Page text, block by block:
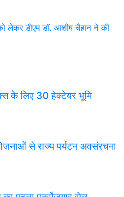
लेकर डीएम डॉ. आशीष चैहान ने की
के लिए 30 हेक्टेयर भूमि
से राज्य पर्यटन अवसंरचना